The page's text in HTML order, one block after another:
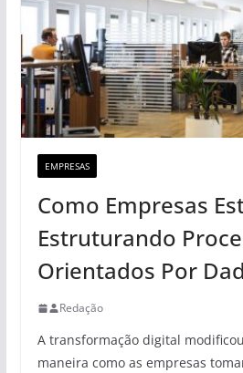
EMPRESAS
Como Empresas
Estruturando
Orientados Por
Redação
A transformação digital
maneira como as empresas